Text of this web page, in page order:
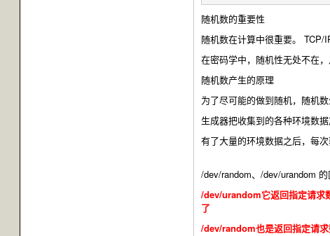
随机数的重要性
随机数在计算中很重要。 TCP/
在密码学中，随机性无处不在
随机数产生的原理
为了尽可能的做到随机，随机
生成器把收集到的各种环境数
有了大量的环境数据之后，每
/dev/random、/dev/urandom 的
/dev/urandom它返回指定请求
了
/dev/random也是返回指定请求